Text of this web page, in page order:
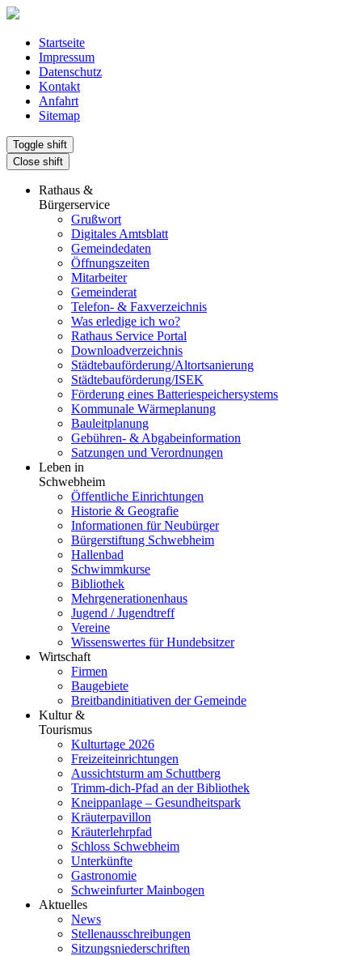
Startseite
Impressum
Datenschutz
Kontakt
Anfahrt
Sitemap
Toggle shift
Close shift
Rathaus &
Bürgerservice
Grußwort
Digitales Amtsblatt
Gemeindedaten
Öffnungszeiten
Mitarbeiter
Gemeinderat
Telefon- & Faxverzeichnis
Was erledige ich wo?
Rathaus Service Portal
Downloadverzeichnis
Städtebauförderung/Altortsanierung
Städtebauförderung/ISEK
Förderung eines Batteriespeichersystems
Kommunale Wärmeplanung
Bauleitplanung
Gebühren- & Abgabeinformation
Satzungen und Verordnungen
Leben in
Schwebheim
Öffentliche Einrichtungen
Historie & Geografie
Informationen für Neubürger
Bürgerstiftung Schwebheim
Hallenbad
Schwimmkurse
Bibliothek
Mehrgenerationenhaus
Jugend / Jugendtreff
Vereine
Wissenswertes für Hundebsitzer
Wirtschaft
Firmen
Baugebiete
Breitbandinitiativen der Gemeinde
Kultur &
Tourismus
Kulturtage 2026
Freizeiteinrichtungen
Aussichtsturm am Schuttberg
Trimm-dich-Pfad an der Bibliothek
Kneippanlage – Gesundheitspark
Kräuterpavillon
Kräuterlehrpfad
Schloss Schwebheim
Unterkünfte
Gastronomie
Schweinfurter Mainbogen
Aktuelles
News
Stellenausschreibungen
Sitzungsniederschriften